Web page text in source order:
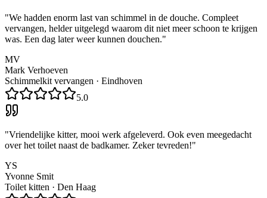
"We hadden enorm last van schimmel in de douche. Compleet
vervangen, helder uitgelegd waarom dit niet meer schoon te krijgen
was. Een dag later weer kunnen douchen."
MV
Mark Verhoeven
Schimmelkit vervangen · Eindhoven
5.0
"Vriendelijke kitter, mooi werk afgeleverd. Ook even meegedacht
over het toilet naast de badkamer. Zeker tevreden!"
YS
Yvonne Smit
Toilet kitten · Den Haag